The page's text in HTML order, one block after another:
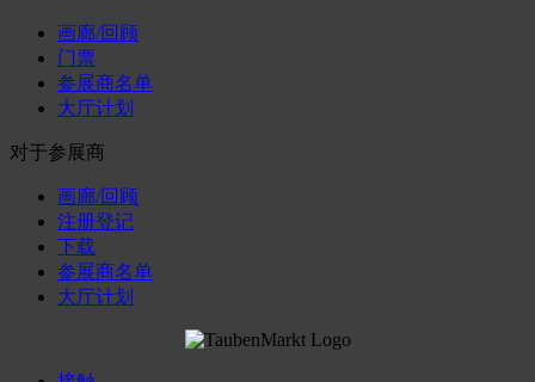
画廊/回顾
门票
参展商名单
大厅计划
对于参展商
画廊/回顾
注册登记
下载
参展商名单
大厅计划